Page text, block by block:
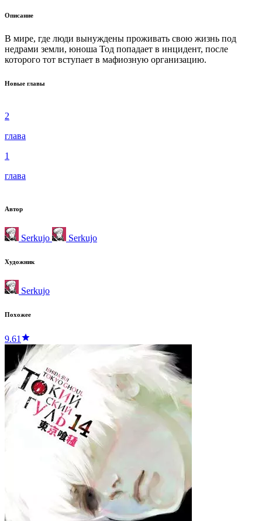
Описание
В мире, где люди вынуждены проживать свою жизнь под
недрами земли, юноша Тод попадает в инцидент, после
которого тот вступает в мафиозную организацию.
Новые главы
2
глава
1
глава
Автор
Serkujo Serkujo
Художник
Serkujo
Похожее
9.61